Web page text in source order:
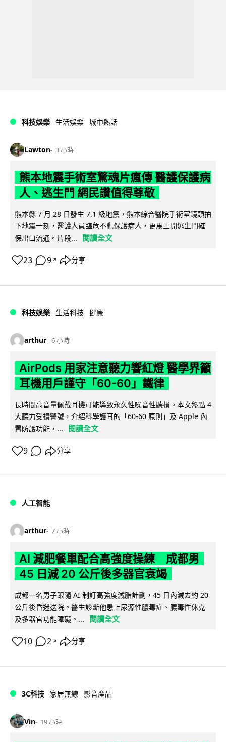
科技娛樂 生活娛樂 城中熱話
Lawton 3 小時
熊本地震手術室驚魂片瘋傳 醫護保護病
人、逃生門 網民讚值得尊敬
熊本縣 7 月 28 日發生 7.1 級地震，熊本綜合醫院手術室鏡頭拍
下地震一刻，醫護人員臨危不亂保護病人，更馬上開逃生門確
保出口流通。片段...
閱讀全文
23 9 ↗ 分享
科技娛樂 生活科技 健康
arthur 6 小時
AirPods 用家注意聽力響紅燈 醫學界籲
耳機用戶謹守「60-60」鐵律
長時間高音量佩戴耳機可能導致永久性噪音性聽損。本文盤點 4
大聽力受損警號，介紹科學護耳的「60-60 原則」及 Apple 內
置防護功能，...
閱讀全文
9 分享
人工智能
arthur 7 小時
AI 減肥餐單配合高強度操練 成都男
45 日減 20 公斤後多器官衰竭
成都一名男子跟隨 AI 制訂高強度減脂計劃，45 日內減去約 20
公斤後昏迷送院。醫生診斷他患上尿源性膿毒症、膿毒性休克
及多器官功能障礙。...
閱讀全文
10 2 ↗ 分享
3C科技 家居無線 影音產品
Vin 19 小時